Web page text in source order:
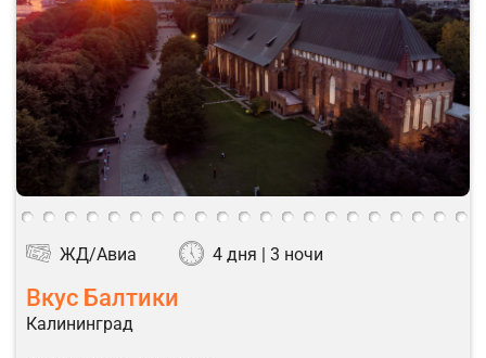
ЖД/Авиа 4 дня | 3 ночи
Вкус Балтики
Калининград